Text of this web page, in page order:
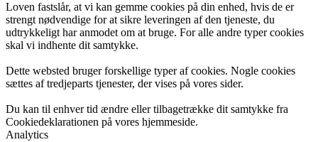
Loven fastslår, at vi kan gemme cookies på din enhed, hvis de er
strengt nødvendige for at sikre leveringen af den tjeneste, du
udtrykkeligt har anmodet om at bruge. For alle andre typer cookies
skal vi indhente dit samtykke.
Dette websted bruger forskellige typer af cookies. Nogle cookies
sættes af tredjeparts tjenester, der vises på vores sider.
Du kan til enhver tid ændre eller tilbagetrække dit samtykke fra
Cookiedeklarationen på vores hjemmeside.
Analytics